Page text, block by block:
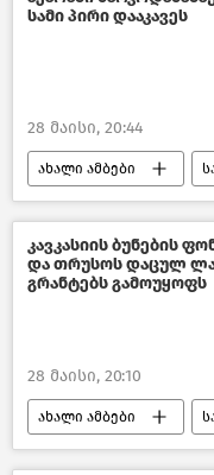
ირაკლი კობახიძე
სამი პირი დააკავეს
28 მაისი, 20:44
ახალი ამბები
შემთხვევები
შემთხვევები
კრიმინალი
საქართველოს შინაგან
კავკასიის ბუნების
და თრუსოს დაცულ
გრანტებს გამოუყოფს
28 მაისი, 20:10
ახალი ამბები
გარემოს დაცვა და